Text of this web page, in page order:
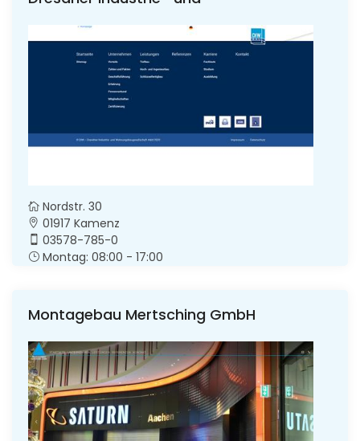
Nordstr. 30
01917 Kamenz
03578-785-0
Montag: 08:00 - 17:00
Montagebau Mertsching GmbH